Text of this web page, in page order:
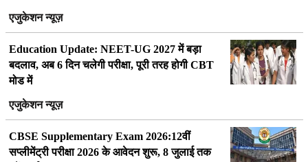
एजुकेशन न्यूज़
Education Update: NEET-UG 2027 में बड़ा
बदलाव, अब 6 दिन चलेगी परीक्षा, पूरी तरह होगी CBT
मोड में
एजुकेशन न्यूज़
CBSE Supplementary Exam 2026:12वीं
सप्लीमेंट्री परीक्षा 2026 के आवेदन शुरू, 8 जुलाई तक